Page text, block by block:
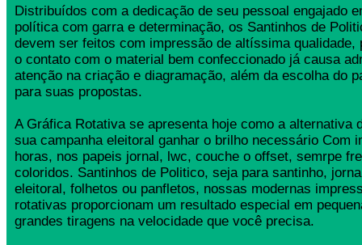
Distribuídos com a dedicação de seu pessoal engajado
política com garra e determinação, os Santinhos de
devem ser feitos com impressão de altíssima qualidade,
o contato com o material bem confeccionado já causa
atenção na criação e diagramação, além da escolha do
para suas propostas.
A Gráfica Rotativa se apresenta hoje como a alternativa
sua campanha eleitoral ganhar o brilho necessário Com
horas, nos papeis jornal, lwc, couche o offset, semrpe
coloridos. Santinhos de Politico, seja para santinho,
eleitoral, folhetos ou panfletos, nossas modernas
rotativas proporcionam um resultado especial em
grandes tiragens na velocidade que você precisa.